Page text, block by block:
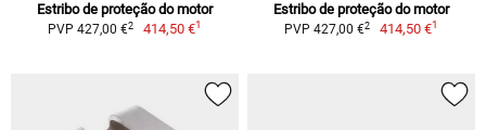
Estribo de proteção do motor
PVP 427,00 €2 414,50 €1
Estribo de proteção do motor
PVP 427,00 €2 414,50 €1